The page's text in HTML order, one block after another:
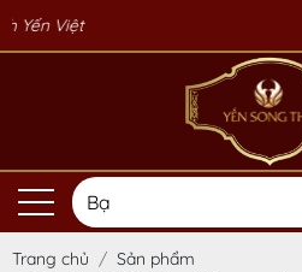
Trang chủ
Sản phẩm